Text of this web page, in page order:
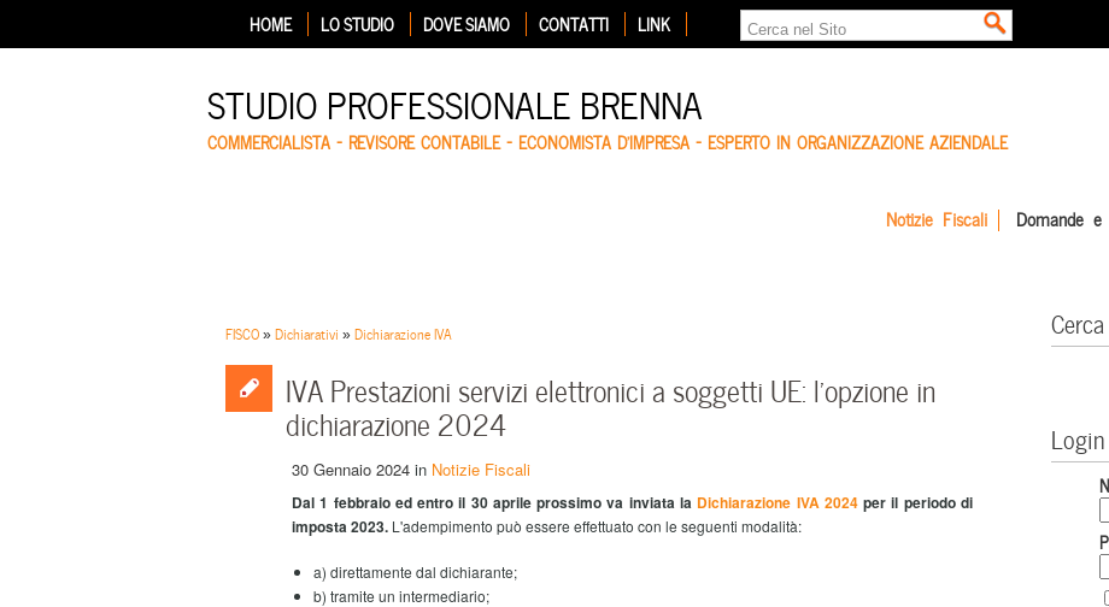
HOME LO STUDIO DOVE SIAMO CONTATTI LINK
STUDIO PROFESSIONALE BRENNA
COMMERCIALISTA – REVISORE CONTABILE – ECONOMISTA D'IMPRESA – ESPERTO IN ORGANIZZAZIONE AZIENDALE
Notizie Fiscali Domande e
FISCO»Dichiarativi »Dichiarazione IVA
IVA Prestazioni servizi elettronici a soggetti UE: l’opzione in
dichiarazione 2024
30 Gennaio 2024 in Notizie Fiscali
Dal 1 febbraio ed entro il 30 aprile prossimo va inviata la Dichiarazione IVA 2024per il periodo di
imposta 2023. L'adempimento può essere effettuato con le seguenti modalità:
a) direttamente dal dichiarante;
b) tramite un intermediario;
Login